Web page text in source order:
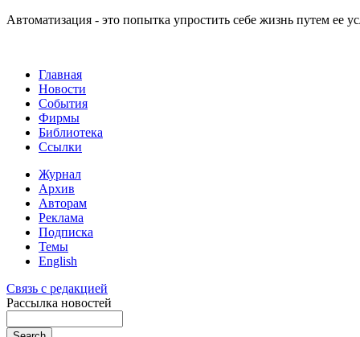
Автоматизация - это попытка упростить себе жизнь путем
Главная
Новости
События
Фирмы
Библиотека
Ссылки
Журнал
Архив
Авторам
Реклама
Подписка
Темы
English
Связь с редакцией
Рассылка новостей